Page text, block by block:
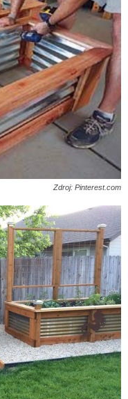
Zdroj: Pinterest.com